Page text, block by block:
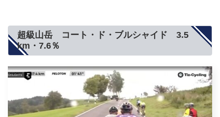
超級山岳 コート・ド・ブルシャイド 3.5
km・7.6％